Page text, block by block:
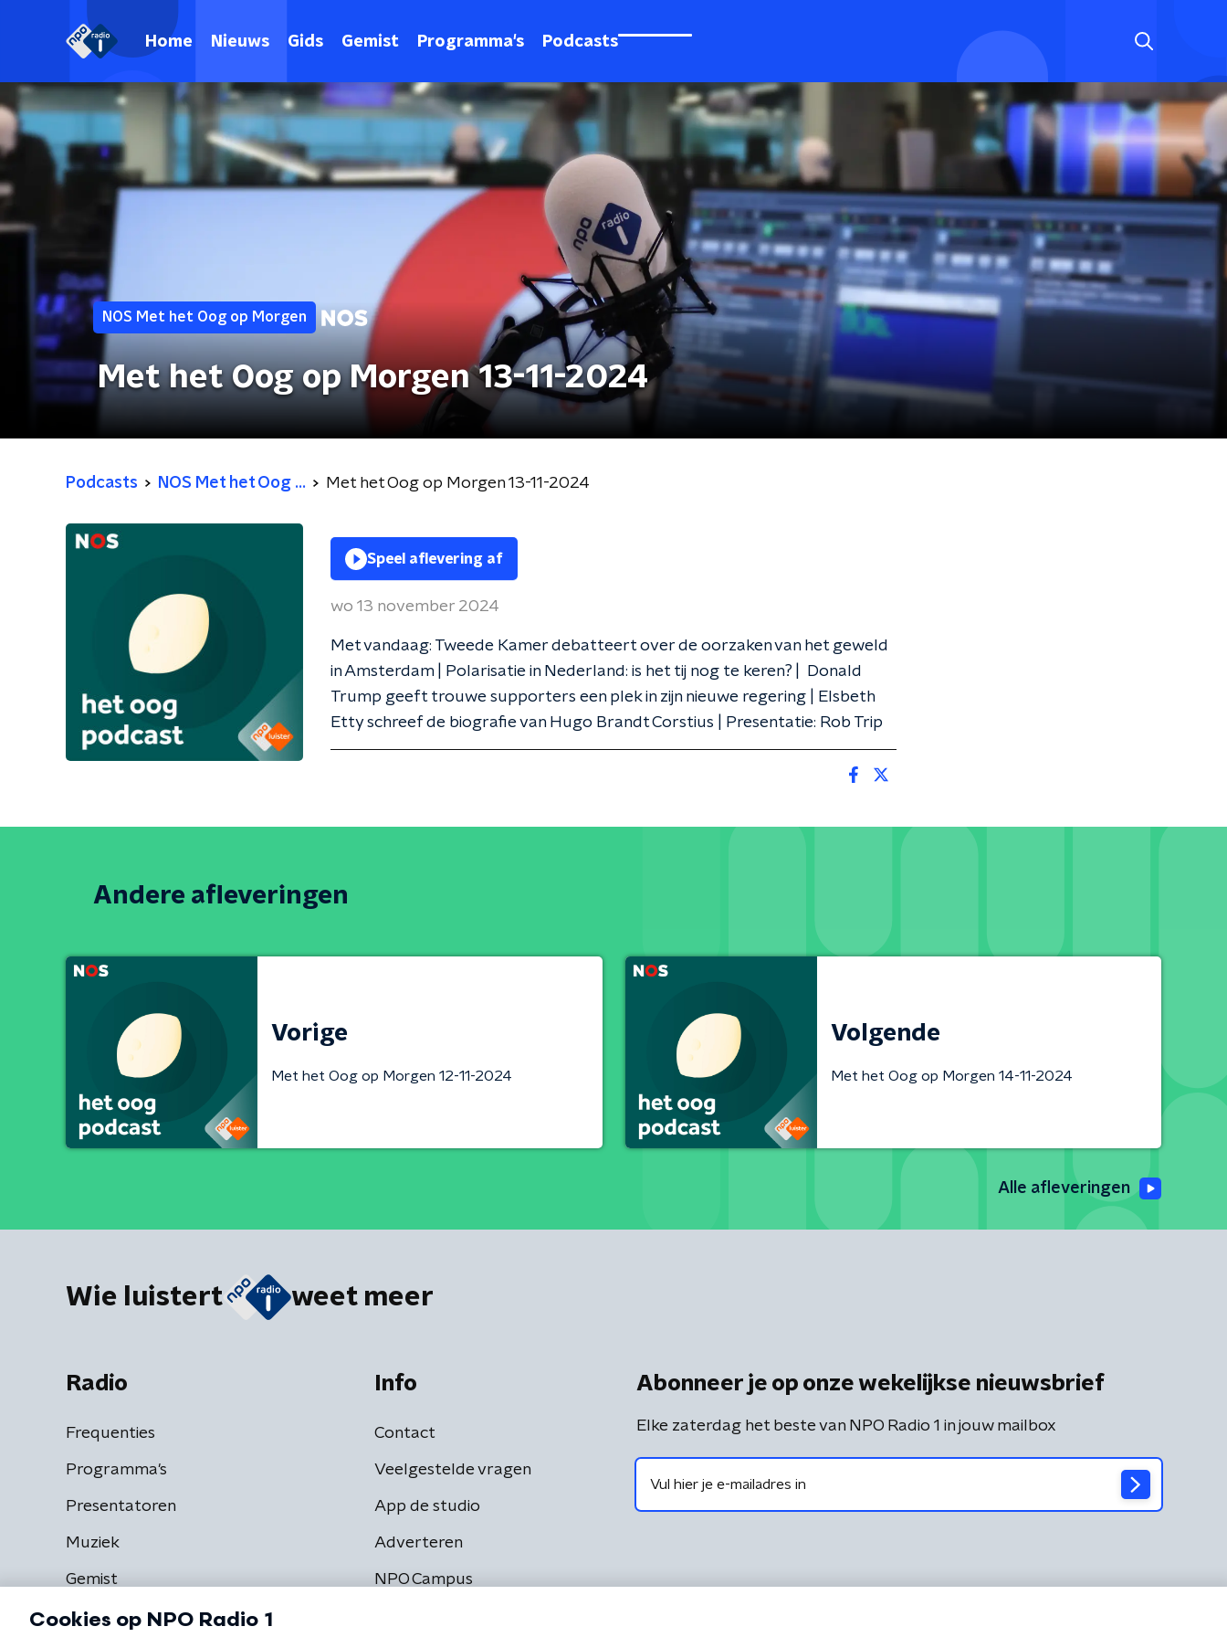
Home Nieuws Gids Gemist Programma's Podcasts
NOS Met het Oog op Morgen
Met het Oog op Morgen 13-11-2024
Podcasts NOS Met het Oog ... Met het Oog op Morgen 13-11-2024
Speel aflevering af
wo 13 november 2024
Met vandaag: Tweede Kamer debatteert over de oorzaken van het geweld
in Amsterdam | Polarisatie in Nederland: is het tij nog te keren? | Donald
Trump geeft trouwe supporters een plek in zijn nieuwe regering | Elsbeth
Etty schreef de biografie van Hugo Brandt Corstius | Presentatie: Rob Trip
Andere afleveringen
Vorige
Met het Oog op Morgen 12-11-2024
Volgende
Met het Oog op Morgen 14-11-2024
Alle afleveringen
Wie luistert weet meer
Radio
Frequenties
Programma's
Presentatoren
Muziek
Gemist
Info
Contact
Veelgestelde vragen
App de studio
Adverteren
NPO Campus
Abonneer je op onze wekelijkse nieuwsbrief
Elke zaterdag het beste van NPO Radio 1 in jouw mailbox